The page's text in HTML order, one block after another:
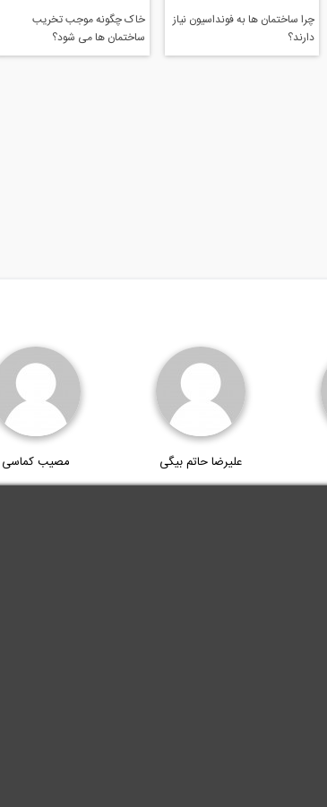
چرا ساختمان ها به فونداسیون نیاز
دارند؟
خاک چگونه موجب تخریب
ساختمان ها می شود؟
علیرضا حاتم بیگی مصیب کماسی